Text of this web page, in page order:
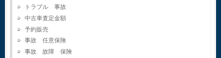
トラブル 事故
中古車査定金額
予約販売
事故 任意保険
事故 故障 保険